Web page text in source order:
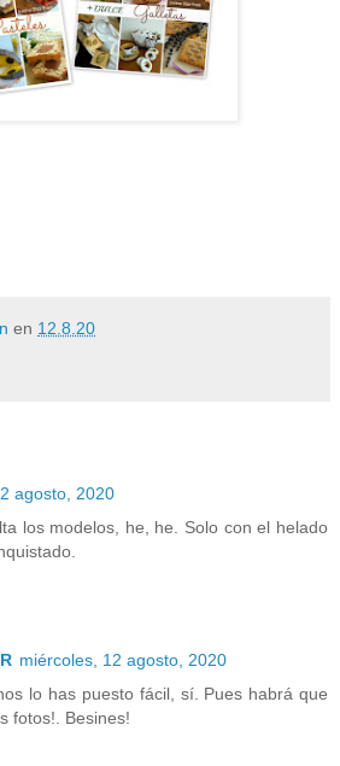
en 12.8.20
agosto, 2020
los modelos, he, he. Solo con el helado
miércoles, 12 agosto, 2020
lo has puesto fácil, sí. Pues habrá que
fotos!. Besines!